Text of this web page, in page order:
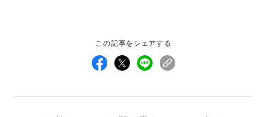
この記事をシェアする